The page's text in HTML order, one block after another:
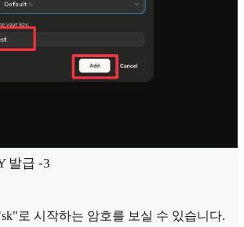
발급 -3
로 시작하는 암호를 보실 수 있습니다.